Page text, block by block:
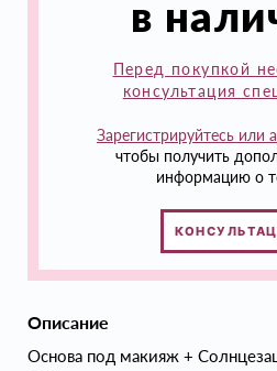
в
Перед покупкой
консультация
Зарегистрируйтесь или
чтобы получить
информацию о
Описание
Основа под макияж +